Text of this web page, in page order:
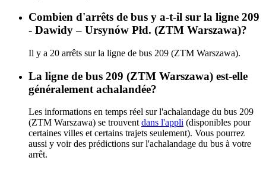
Combien d'arrêts de bus y a-t-il sur la ligne 209
- Dawidy – Ursynów Płd. (ZTM Warszawa)?
Il y a 20 arrêts sur la ligne de bus 209 (ZTM Warszawa).
La ligne de bus 209 (ZTM Warszawa) est-elle
généralement achalandée?
Les informations en temps réel sur l'achalandage du bus 209
(ZTM Warszawa) se trouvent dans l'appli (disponibles pour
certaines villes et certains trajets seulement). Vous pourrez
aussi y voir des prédictions sur l'achalandage du bus à votre
arrêt.